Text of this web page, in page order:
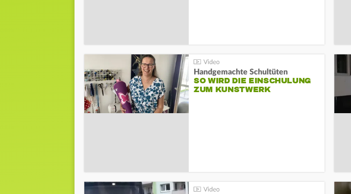
Handgemachte Schultüten
SO WIRD DIE EINSCHULUNG
ZUM KUNSTWERK